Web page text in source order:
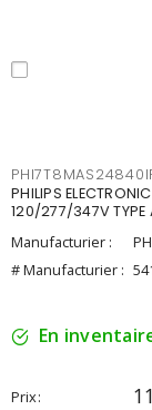
PHILIPS
120/277/347V TYPE
Manufacturier :
# Manufacturier :
En
Prix